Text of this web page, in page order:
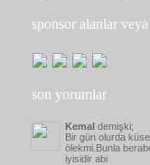
sponsor alanlar
son yorumlar
Kemal demişki;
Bir gün olurda
ölekmi.Bunla
iyisidir abi